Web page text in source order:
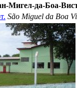
Мигел-да-Боа-
São Miguel da Boa